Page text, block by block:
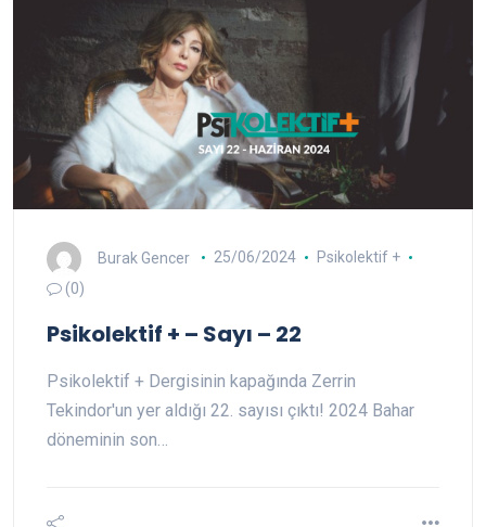
Burak Gencer 25/06/2024
Psikolektif +
(0)
Psikolektif + – Sayı – 22
Psikolektif + Dergisinin kapağında Zerrin
Tekindor'un yer aldığı 22. sayısı çıktı! 2024 Bahar
döneminin son…